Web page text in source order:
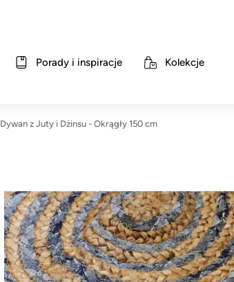
Porady i inspiracje Kolekcje
Dywan z Juty i Dżinsu - Okrągły 150 cm